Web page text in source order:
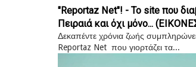
"Reportaz Net"! - Το site που
Πειραιά και όχι μόνο...
Δεκαπέντε χρόνια ζωής
Reportaz Net που γιορτάζει τα...